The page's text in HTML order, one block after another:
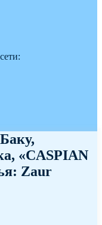
«CASPIAN
Zaur